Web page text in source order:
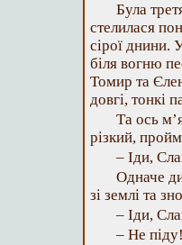
Була
стелилася
сірої днини.
біля вогню
Томир та
довгі, тонкі
Та ось
різкий,
– Іди,
Одначе
зі землі та
– Іди,
– Не